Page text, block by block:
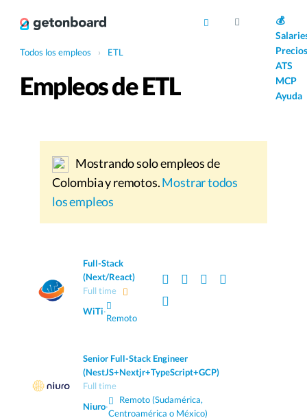
💰
Precios
ATS
MCP
Ayuda
Todos los empleos › ETL
Empleos de ETL
Mostrando solo empleos de
Colombia y remotos.Mostrar todos
los empleos
Full-Stack
(Next/React)
Full time
WiTi·
Remoto
Senior Full-Stack Engineer
(NestJS+Nextjr+TypeScript+GCP)
Full time
Niuro·
Remoto (Sudamérica,
Centroamérica o México)